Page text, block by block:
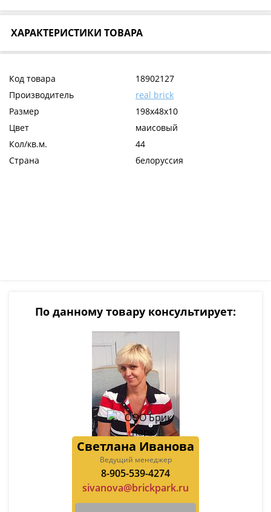
ХАРАКТЕРИСТИКИ ТОВАРА
Код товара
18902127
Производитель
real brick
Размер
198х48х10
Цвет
маисовый
Кол/кв.м.
44
Страна
белоруссия
По данному товару консультирует:
Светлана Иванова
Ведущий менеджер
8-905-539-4274
sivanova@brickpark.ru